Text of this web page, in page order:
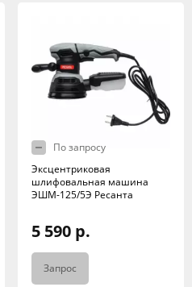
По запросу
Эксцентриковая
шлифовальная машина
ЭШМ-125/5Э Ресанта
5 590 р.
Запрос